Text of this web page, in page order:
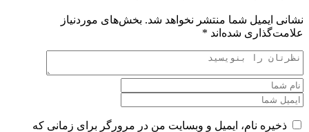
نشانی ایمیل شما منتشر نخواهد شد. بخش‌های موردنیاز
علامت‌گذاری شده‌اند *
ذخیره نام، ایمیل و وبسایت من در مرورگر برای زمانی که